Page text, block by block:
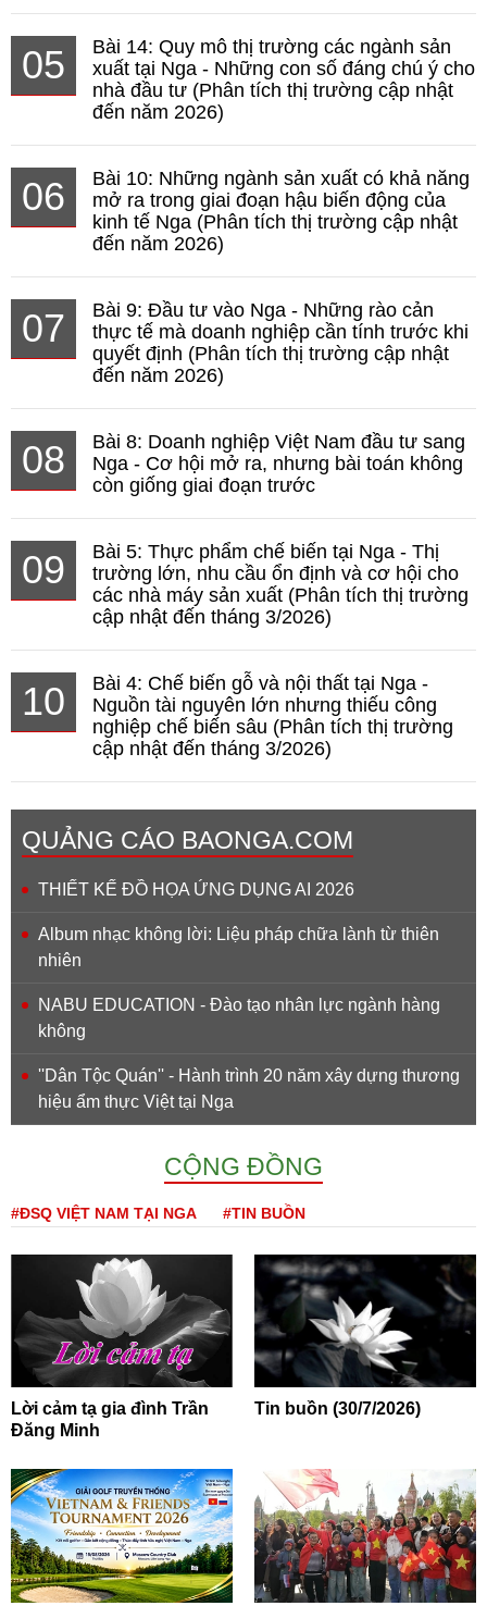
05
Bài 14: Quy mô thị trường các ngành sản
xuất tại Nga - Những con số đáng chú ý cho
nhà đầu tư (Phân tích thị trường cập nhật
đến năm 2026)
06
Bài 10: Những ngành sản xuất có khả năng
mở ra trong giai đoạn hậu biến động của
kinh tế Nga (Phân tích thị trường cập nhật
đến năm 2026)
07
Bài 9: Đầu tư vào Nga - Những rào cản
thực tế mà doanh nghiệp cần tính trước khi
quyết định (Phân tích thị trường cập nhật
đến năm 2026)
08
Bài 8: Doanh nghiệp Việt Nam đầu tư sang
Nga - Cơ hội mở ra, nhưng bài toán không
còn giống giai đoạn trước
09
Bài 5: Thực phẩm chế biến tại Nga - Thị
trường lớn, nhu cầu ổn định và cơ hội cho
các nhà máy sản xuất (Phân tích thị trường
cập nhật đến tháng 3/2026)
10
Bài 4: Chế biến gỗ và nội thất tại Nga -
Nguồn tài nguyên lớn nhưng thiếu công
nghiệp chế biến sâu (Phân tích thị trường
cập nhật đến tháng 3/2026)
QUẢNG CÁO BAONGA.COM
THIẾT KẾ ĐỒ HỌA ỨNG DỤNG AI 2026
Album nhạc không lời: Liệu pháp chữa lành từ thiên
nhiên
NABU EDUCATION - Đào tạo nhân lực ngành hàng
không
''Dân Tộc Quán'' - Hành trình 20 năm xây dựng thương
hiệu ẩm thực Việt tại Nga
CỘNG ĐỒNG
#ĐSQ VIỆT NAM TẠI NGA #TIN BUỒN
Lời cảm tạ gia đình Trần
Đăng Minh
Tin buồn (30/7/2026)